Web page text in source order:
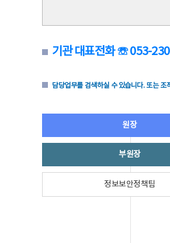
기관 대표전화 ☏ 053-
담당업무를 검색하실 수 있습니다. 또는
원장
부원장
정보보안정책팀